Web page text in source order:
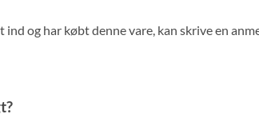
ind og har købt denne vare, kan skrive en